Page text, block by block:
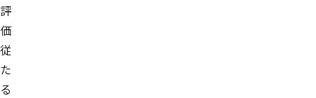
評
価
従
た
る